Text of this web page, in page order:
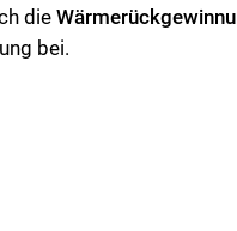
die
bei.